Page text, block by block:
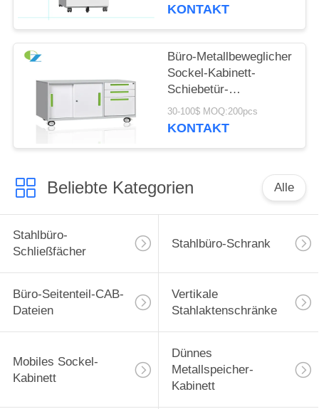
KONTAKT
Büro-Metallbeweglicher
Sockel-Kabinett-
Schiebetür-
zusammengebauter
Bau
30-100$ MOQ:200pcs
KONTAKT
Beliebte Kategorien Alle
Stahlbüro-
Schließfächer
Stahlbüro-Schrank
Büro-Seitenteil-CAB-
Dateien
Vertikale
Stahlaktenschränke
Mobiles Sockel-
Kabinett
Dünnes
Metallspeicher-
Kabinett